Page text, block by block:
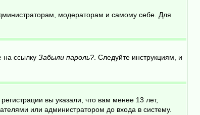
модераторам и самому себе. Для
на ссылку Забыли пароль? . Следуйте инструкциям, и
вы указали, что вам менее 13 лет,
или администратором до входа в систему.